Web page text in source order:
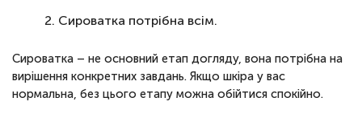
2. Сироватка потрібна всім.
Сироватка – не основний етап догляду, вона потрібна на
вирішення конкретних завдань. Якщо шкіра у вас
нормальна, без цього етапу можна обійтися спокійно.